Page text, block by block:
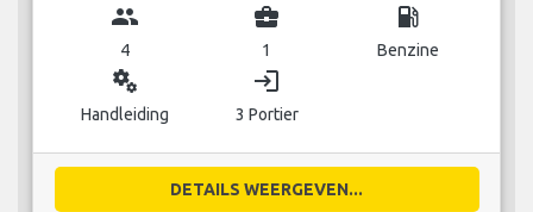
group
4
business_center
1
local_gas_station
Benzine
miscellaneous_services
Handleiding
login
3 Portier
DETAILS WEERGEVEN...